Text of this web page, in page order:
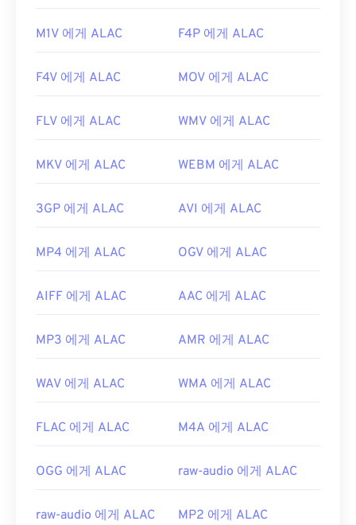
M1V 에게 ALAC F4P 에게 ALAC
F4V 에게 ALAC MOV 에게 ALAC
FLV 에게 ALAC WMV 에게 ALAC
MKV 에게 ALAC WEBM 에게 ALAC
3GP 에게 ALAC AVI 에게 ALAC
MP4 에게 ALAC OGV 에게 ALAC
AIFF 에게 ALAC AAC 에게 ALAC
MP3 에게 ALAC AMR 에게 ALAC
WAV 에게 ALAC WMA 에게 ALAC
FLAC 에게 ALAC M4A 에게 ALAC
OGG 에게 ALAC raw-audio 에게 ALAC
raw-audio 에게 ALAC MP2 에게 ALAC